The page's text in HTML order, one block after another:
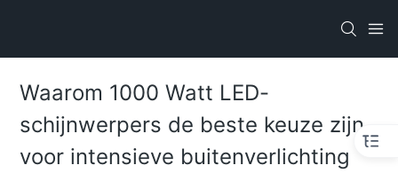
Waarom 1000 Watt LED-
schijnwerpers de beste keuze zijn
voor intensieve buitenverlichting